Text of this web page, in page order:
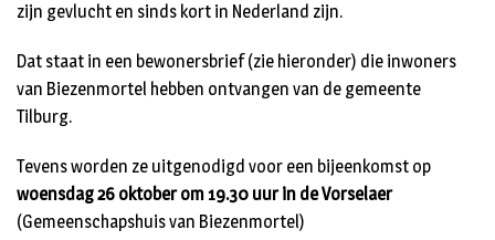
zijn gevlucht en sinds kort in Nederland zijn.
Dat staat in een bewonersbrief (zie hieronder) die inwoners
van Biezenmortel hebben ontvangen van de gemeente
Tilburg.
Tevens worden ze uitgenodigd voor een bijeenkomst op
woensdag 26 oktober om 19.30 uur in de Vorselaer
(Gemeenschapshuis van Biezenmortel)